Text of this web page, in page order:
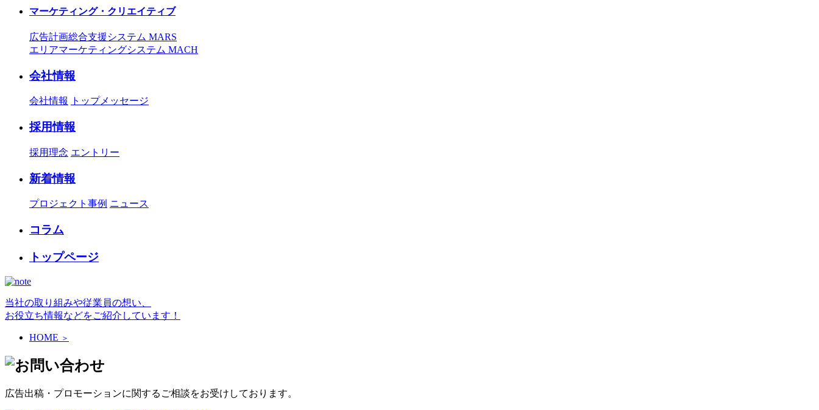
マーケティング・クリエイティブ
広告計画総合支援システム MARS
エリアマーケティングシステム MACH
会社情報
会社情報 トップメッセージ
採用情報
採用理念 エントリー
新着情報
プロジェクト事例 ニュース
コラム
トップページ
当社の取り組みや従業員の想い、
お役立ち情報などをご紹介しています！
HOME ＞
広告出稿・プロモーションに関するご相談をお受けしております。